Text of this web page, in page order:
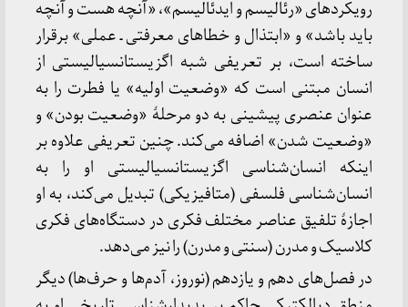
رویکردهای «رئالیسم و ایدئالیسم»، «آنچه هست و آنچه
باید باشد» و «ابتذال و خطاهای معرفتی ـ عملی» برقرار
ساخته است، بر تعریفی شبه اگزیستانسیالیستی از
انسان مبتنی است که «وضعیت اولیه» یا فطرت را به
عنوان عنصری پیشینی به دو مرحلهٔ «وضعیت بودن» و
«وضعیت شدن» اضافه می‌کند. چنین تعریفی علاوه بر
اینکه انسان‌شناسی اگزیستانسیالیستی او را به
انسان‌شناسی فلسفی (متافیزیکی) تبدیل می‌کند، به او
اجازهٔ تلفیق عناصر مختلف فکری در دستگاه‌های فکری
کلاسیک و مدرن (سنتی و مدرن) را نیز می‌دهد.
در فصل‌های دهم و یازدهم (نوروز، آدم‌ها و حرف‌ها) دیگر